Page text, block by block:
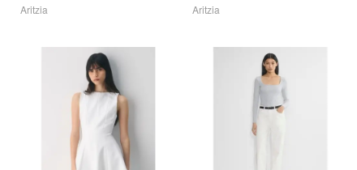
Aritzia Aritzia